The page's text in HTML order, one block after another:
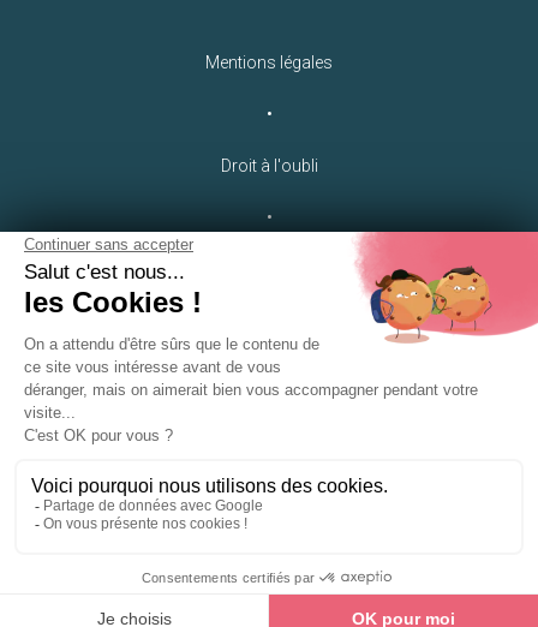
Mentions légales
•
Droit à l'oubli
•
LEB Communication
•
•